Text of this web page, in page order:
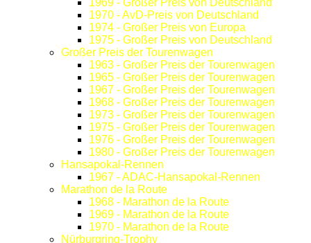
1970 - AvD-Preis von Deutschland
1974 - Großer Preis von Europa
1975 - Großer Preis von Deutschland
Großer Preis der Tourenwagen
1963 - Großer Preis der Tourenwagen
1965 - Großer Preis der Tourenwagen
1967 - Großer Preis der Tourenwagen
1968 - Großer Preis der Tourenwagen
1973 - Großer Preis der Tourenwagen
1975 - Großer Preis der Tourenwagen
1976 - Großer Preis der Tourenwagen
1980 - Großer Preis der Tourenwagen
Hansapokal-Rennen
1967 - ADAC-Hansapokal-Rennen
Marathon de la Route
1968 - Marathon de la Route
1969 - Marathon de la Route
1970 - Marathon de la Route
Nürburgring-Trophy